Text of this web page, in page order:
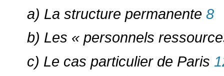
a) La structure permanente 8
b) Les « personnels
c) Le cas particulier de Paris